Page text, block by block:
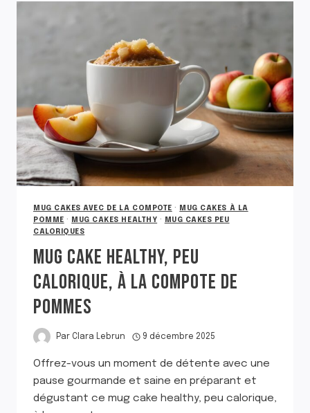
POMME
MUG CAKES AVEC DE LA COMPOTE ·
MUG CAKES À LA
POMME · MUG CAKES HEALTHY ·
MUG CAKES PEU
CALORIQUES
MUG CAKE HEALTHY, PEU
CALORIQUE, À LA COMPOTE DE
POMMES
Par Clara Lebrun 9 décembre 2025
Offrez-vous un moment de détente avec une
pause gourmande et saine en préparant et
dégustant ce mug cake healthy, peu calorique,